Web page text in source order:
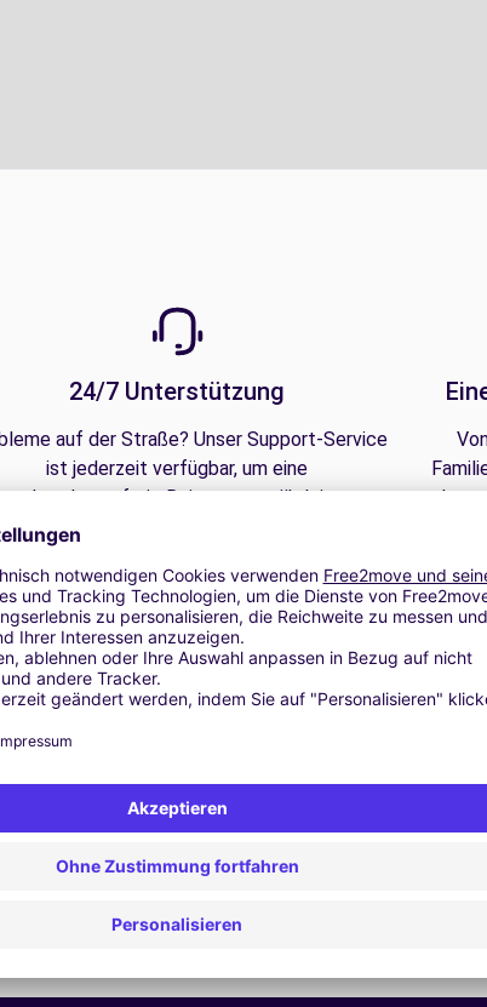
24/7 Unterstützung
auf der Straße? Unser Support-Service
ist jederzeit verfügbar, um eine
Reise zu gewährleisten.
das
GPS | Kit de Moviment | Caixa de Sostre | Barres de